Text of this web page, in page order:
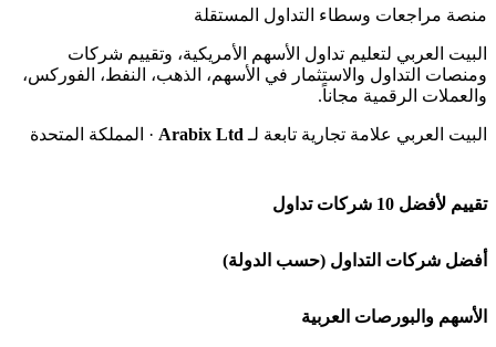
منصة مراجعات وسطاء التداول المستقلة
البيت العربي لتعليم تداول الأسهم الأمريكية، وتقييم شركات
ومنصات التداول والاستثمار في الأسهم، الذهب، النفط، الفوركس،
والعملات الرقمية مجاناً.
البيت العربي علامة تجارية تابعة لـ Arabix Ltd · المملكة المتحدة
تقييم لأفضل 10 شركات تداول
شركة Capital.com
افاتريد AvaTrade
أفضل شركات التداول (حسب الدولة)
شركات تداول في السعودية
الأسهم والبورصات العربية